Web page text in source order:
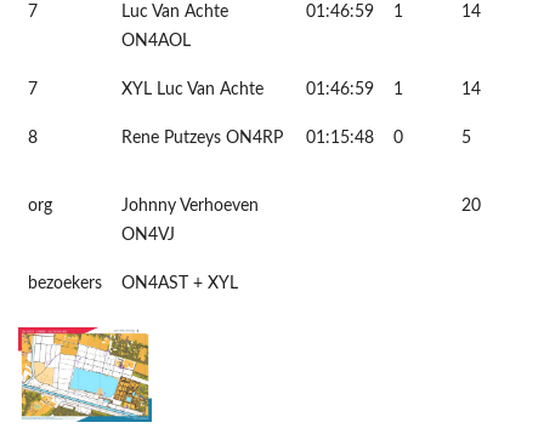
7
Luc Van Achte
ON4AOL
01:46:59 1 14
7 XYL Luc Van Achte 01:46:59 1 14
8 Rene Putzeys ON4RP 01:15:48 0 5
org
Johnny Verhoeven
ON4VJ
20
bezoekers ON4AST + XYL